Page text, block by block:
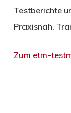
Testberichte
Praxisnah.
Zum etm-